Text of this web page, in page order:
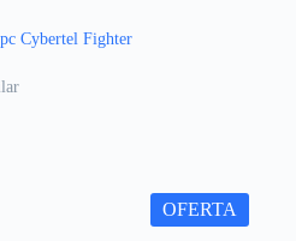
Cybertel Fighter
OFERTA